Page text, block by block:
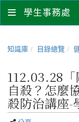
學生事務處
知識庫 目錄總覽
112.03.28
自殺？怎麼
殺防治講座-